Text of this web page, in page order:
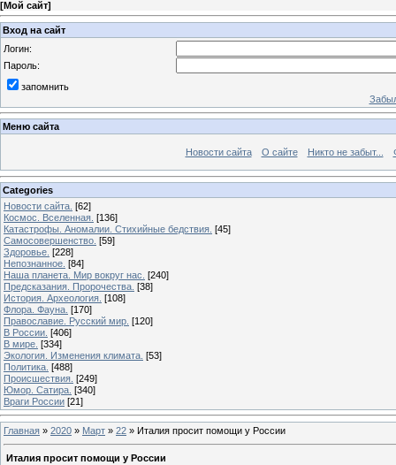
[Мой сайт]
Вход на сайт
Логин:
Пароль:
запомнить
Меню сайта
Новости сайта О сайте Никто не забыт...
Categories
Новости сайта. [62]
Космос. Вселенная. [136]
Катастрофы. Аномалии. Стихийные бедствия. [45]
Самосовершенство. [59]
Здоровье. [228]
Непознанное. [84]
Наша планета. Мир вокруг нас. [240]
Предсказания. Пророчества. [38]
История. Археология. [108]
Флора. Фауна. [170]
Православие. Русский мир. [120]
В России. [406]
В мире. [334]
Экология. Изменения климата. [53]
Политика. [488]
Происшествия. [249]
Юмор. Сатира. [340]
Враги России [21]
Главная » 2020 » Март » 22 » Италия просит помощи у России
Италия просит помощи у России